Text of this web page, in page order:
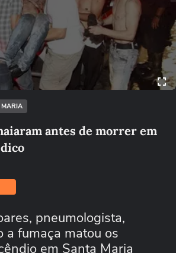
MARIA
antes de morrer em
pneumologista,
a fumaça matou os
em Santa Maria